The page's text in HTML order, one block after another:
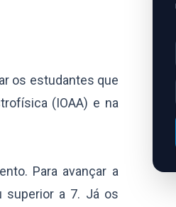
os estudantes que
(IOAA) e na
Para avançar a
superior a 7. Já os